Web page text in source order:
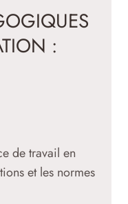
:
de travail en
et les normes